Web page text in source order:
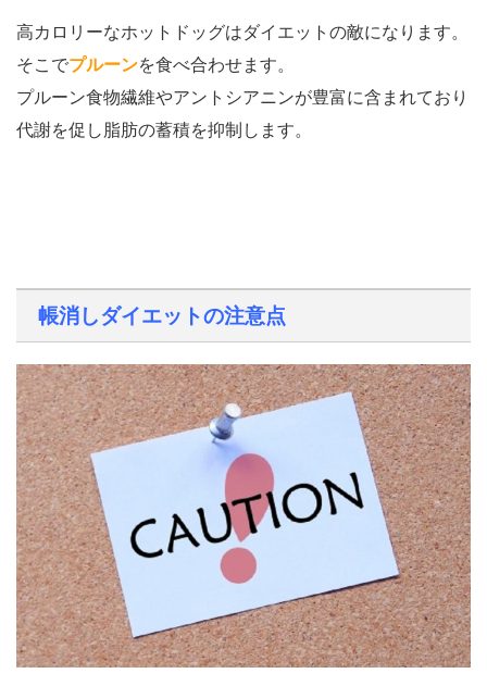
高カロリーなホットドッグはダイエットの敵になります。
そこでプルーンを食べ合わせます。
プルーン食物繊維やアントシアニンが豊富に含まれており
代謝を促し脂肪の蓄積を抑制します。
帳消しダイエットの注意点